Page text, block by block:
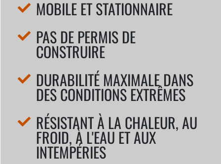
MOBILE ET STATIONNAIRE
PAS DE PERMIS DE
CONSTRUIRE
DURABILITÉ MAXIMALE DANS
DES CONDITIONS EXTRÊMES
RÉSISTANT À LA CHALEUR, AU
FROID, À L'EAU ET AUX
INTEMPÉRIES